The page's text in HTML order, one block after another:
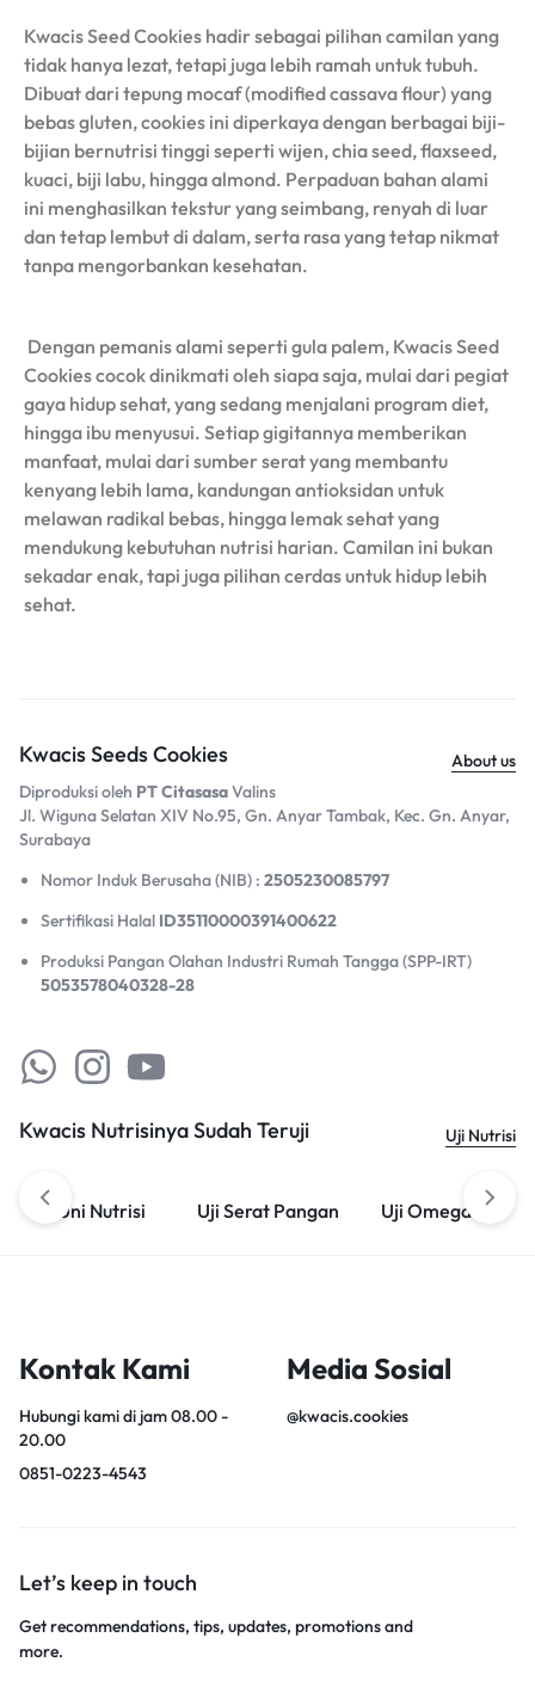
Kwacis Seed Cookies hadir sebagai pilihan camilan yang
tidak hanya lezat, tetapi juga lebih ramah untuk tubuh.
Dibuat dari tepung mocaf (modified cassava flour) yang
bebas gluten, cookies ini diperkaya dengan berbagai biji-
bijian bernutrisi tinggi seperti wijen, chia seed, flaxseed,
kuaci, biji labu, hingga almond. Perpaduan bahan alami
ini menghasilkan tekstur yang seimbang, renyah di luar
dan tetap lembut di dalam, serta rasa yang tetap nikmat
tanpa mengorbankan kesehatan.
Dengan pemanis alami seperti gula palem, Kwacis Seed
Cookies cocok dinikmati oleh siapa saja, mulai dari pegiat
gaya hidup sehat, yang sedang menjalani program diet,
hingga ibu menyusui. Setiap gigitannya memberikan
manfaat, mulai dari sumber serat yang membantu
kenyang lebih lama, kandungan antioksidan untuk
melawan radikal bebas, hingga lemak sehat yang
mendukung kebutuhan nutrisi harian. Camilan ini bukan
sekadar enak, tapi juga pilihan cerdas untuk hidup lebih
sehat.
Kwacis Seeds Cookies
About us
Diproduksi oleh PT CitasasaValins
Jl. Wiguna Selatan XIV No.95, Gn. Anyar Tambak, Kec. Gn. Anyar,
Surabaya​
Nomor Induk Berusaha (NIB) :2505230085797
Sertifikasi Halal ID35110000391400622
Produksi Pangan Olahan Industri Rumah Tangga (SPP-IRT)
5053578040328-28
Kwacis Nutrisinya Sudah Teruji Uji Nutrisi
Uni Nutrisi Uji Serat Pangan Uji Omega 3
Kontak Kami
Hubungi kami di jam 08.00 -
20.00
0851-0223-4543
Media Sosial
@kwacis.cookies
Let’s keep in touch
Get recommendations, tips, updates, promotions and
more.